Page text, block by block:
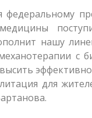
федеральному
нашу
с
для